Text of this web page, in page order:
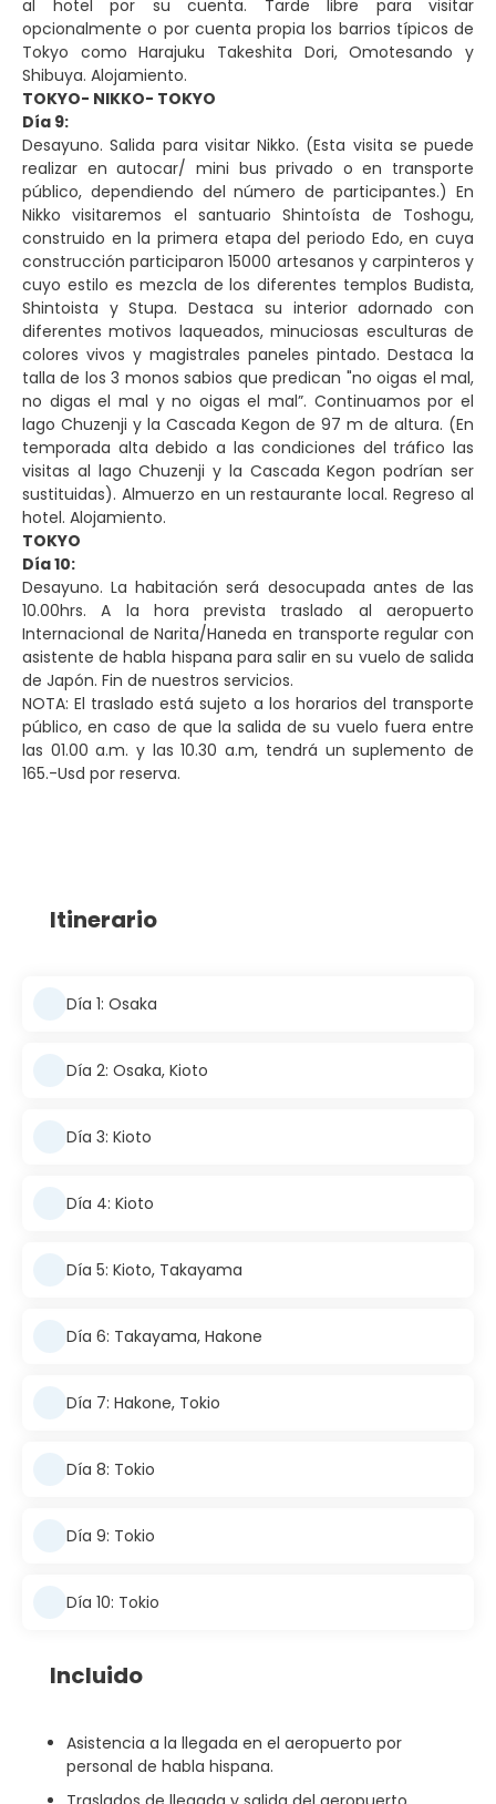
al hotel por su cuenta. Tarde libre para visitar
opcionalmente o por cuenta propia los barrios típicos de
Tokyo como Harajuku Takeshita Dori, Omotesando y
Shibuya. Alojamiento.
TOKYO- NIKKO- TOKYO
Día 9:
Desayuno. Salida para visitar Nikko. (Esta visita se puede
realizar en autocar/ mini bus privado o en transporte
público, dependiendo del número de participantes.) En
Nikko visitaremos el santuario Shintoísta de Toshogu,
construido en la primera etapa del periodo Edo, en cuya
construcción participaron 15000 artesanos y carpinteros y
cuyo estilo es mezcla de los diferentes templos Budista,
Shintoista y Stupa. Destaca su interior adornado con
diferentes motivos laqueados, minuciosas esculturas de
colores vivos y magistrales paneles pintado. Destaca la
talla de los 3 monos sabios que predican "no oigas el mal,
no digas el mal y no oigas el mal”. Continuamos por el
lago Chuzenji y la Cascada Kegon de 97 m de altura. (En
temporada alta debido a las condiciones del tráfico las
visitas al lago Chuzenji y la Cascada Kegon podrían ser
sustituidas). Almuerzo en un restaurante local. Regreso al
hotel. Alojamiento.
TOKYO
Día 10:
Desayuno. La habitación será desocupada antes de las
10.00hrs. A la hora prevista traslado al aeropuerto
Internacional de Narita/Haneda en transporte regular con
asistente de habla hispana para salir en su vuelo de salida
de Japón. Fin de nuestros servicios.
NOTA: El traslado está sujeto a los horarios del transporte
público, en caso de que la salida de su vuelo fuera entre
las 01.00 a.m. y las 10.30 a.m, tendrá un suplemento de
165.-Usd por reserva.
Itinerario
Día 1: Osaka
Día 2: Osaka, Kioto
Día 3: Kioto
Día 4: Kioto
Día 5: Kioto, Takayama
Día 6: Takayama, Hakone
Día 7: Hakone, Tokio
Día 8: Tokio
Día 9: Tokio
Día 10: Tokio
Incluido
Asistencia a la llegada en el aeropuerto por
personal de habla hispana.